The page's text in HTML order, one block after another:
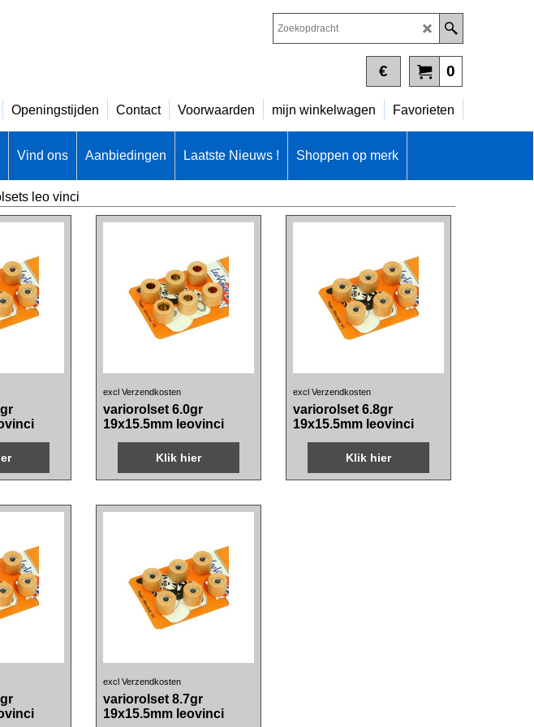
0
€
Openingstijden Contact Voorwaarden mijn winkelwagen Favorieten
Vind ons Aanbiedingen Laatste Nieuws ! Shoppen op merk
leo vinci
€ 25.20
incl BTW
excl Verzendkosten
variorolset 6.0gr
19x15.5mm leovinci
Klik hier
€ 27.35
incl BTW
excl Verzendkosten
variorolset 6.8gr
19x15.5mm leovinci
Klik hier
€ 19.80
incl BTW
excl Verzendkosten
variorolset 8.7gr